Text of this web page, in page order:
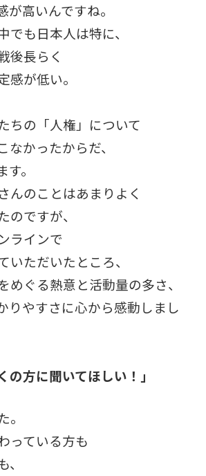
が高いんですね。
でも日本人は特に、
後長らく
感が低い。
ちの「人権」について
なかったからだ、
。
んのことはあまりよく
のですが、
ラインで
いただいたところ、
めぐる熱意と活動量の多さ、
りやすさに心から感動しまし
の方に聞いてほしい！」
っている方も